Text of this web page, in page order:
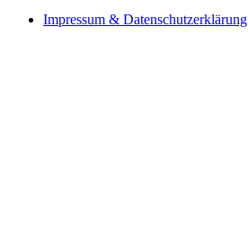
Impressum & Datenschutzerklärung